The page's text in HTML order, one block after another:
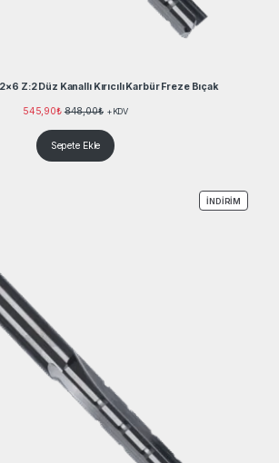
Z:2 Düz Kanallı Kırıcılı Karbür Freze Bıçak
545,90₺ 848,00₺ +KDV
Sepete Ekle
İNDIRIM